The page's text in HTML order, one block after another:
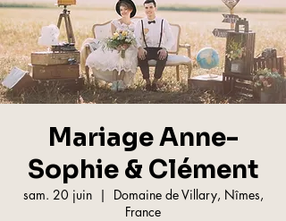
Mariage Anne-
Sophie & Clément
sam. 20 juin
  |
Domaine de Villary, Nîmes,
France